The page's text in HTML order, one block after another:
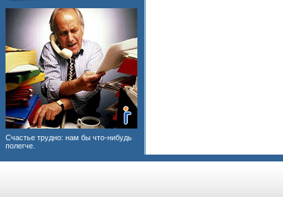
Счастье трудно: нам бы что-нибудь
полегче.